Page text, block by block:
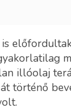
is
illóolaj
történő